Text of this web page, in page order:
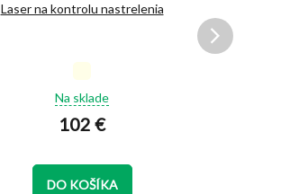
Laser na kontrolu nastrelenia
hodnotenie
je
z
5
Na sklade
102 €
DO KOŠÍKA